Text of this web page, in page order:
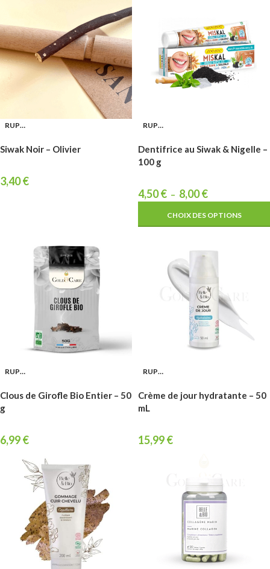
RUPTURE
Siwak Noir – Olivier
3,40€
RUPTURE
Dentifrice au Siwak & Nigelle –
100 g
4,50€ – 8,00€
CHOIX DES OPTIONS
RUPTURE
Clous de Girofle Bio Entier – 50
g
6,99€
RUPTURE
Crème de jour hydratante – 50
mL
15,99€